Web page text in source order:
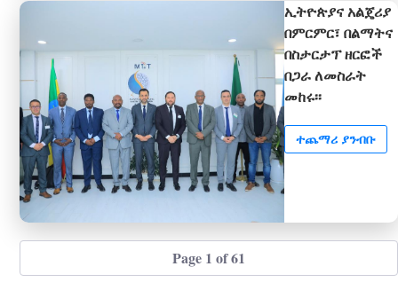
ኢትዮጵያና አልጄሪያ
በምርምር፣ በልማትና
በስታርታፕ ዘርፎች
በጋራ ለመስራት
መከሩ፡፡
ተጨማሪ ያንብቡ
Page 1 of 61